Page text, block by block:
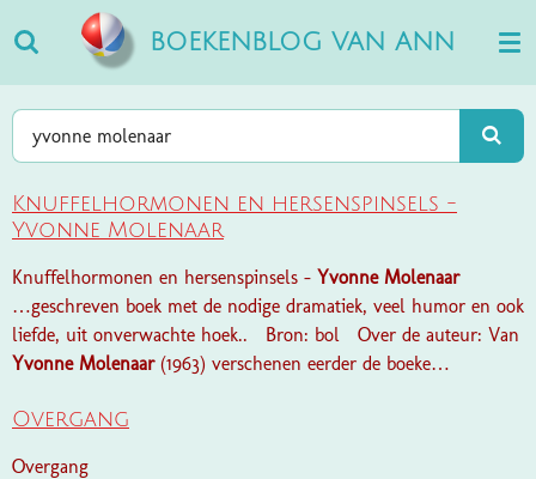
direct
naar
de
hoofdinhoud
BOEKENBLOG VAN ANN
Knuffelhormonen en hersenspinsels -
Yvonne Molenaar
Knuffelhormonen en hersenspinsels - Yvonne Molenaar
…geschreven boek met de nodige dramatiek, veel humor en ook
liefde, uit onverwachte hoek.. Bron: bol Over de auteur: Van
Yvonne Molenaar(1963) verschenen eerder de boeke…
Overgang
Overgang